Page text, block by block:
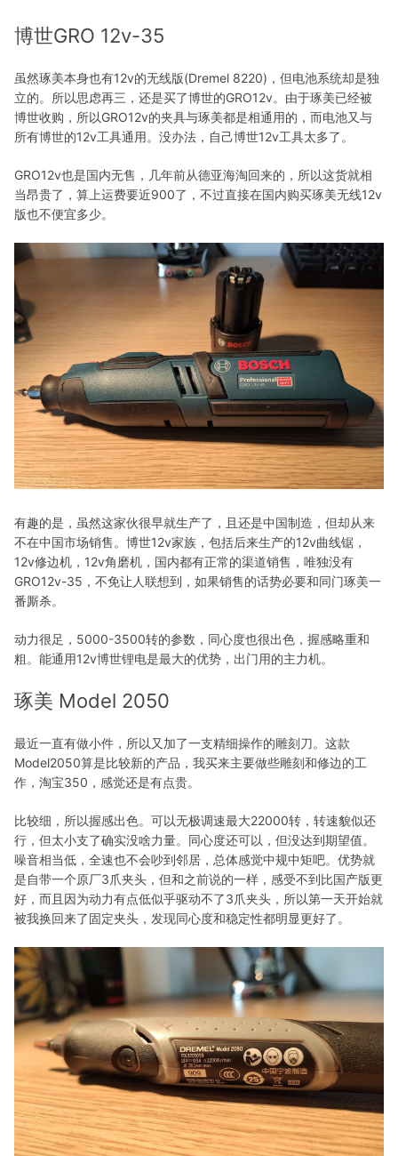
博世GRO 12v-35
虽然琢美本身也有12v的无线版(Dremel 8220)，但电池系统却是独
立的。所以思虑再三，还是买了博世的GRO12v。由于琢美已经被
博世收购，所以GRO12v的夹具与琢美都是相通用的，而电池又与
所有博世的12v工具通用。没办法，自己博世12v工具太多了。
GRO12v也是国内无售，几年前从德亚海淘回来的，所以这货就相
当昂贵了，算上运费要近900了，不过直接在国内购买琢美无线12v
版也不便宜多少。
有趣的是，虽然这家伙很早就生产了，且还是中国制造，但却从来
不在中国市场销售。博世12v家族，包括后来生产的12v曲线锯，
12v修边机，12v角磨机，国内都有正常的渠道销售，唯独没有
GRO12v-35，不免让人联想到，如果销售的话势必要和同门琢美一
番厮杀。
动力很足，5000-3500转的参数，同心度也很出色，握感略重和
粗。能通用12v博世锂电是最大的优势，出门用的主力机。
琢美 Model 2050
最近一直有做小件，所以又加了一支精细操作的雕刻刀。这款
Model2050算是比较新的产品，我买来主要做些雕刻和修边的工
作，淘宝350，感觉还是有点贵。
比较细，所以握感出色。可以无极调速最大22000转，转速貌似还
行，但太小支了确实没啥力量。同心度还可以，但没达到期望值。
噪音相当低，全速也不会吵到邻居，总体感觉中规中矩吧。优势就
是自带一个原厂3爪夹头，但和之前说的一样，感受不到比国产版更
好，而且因为动力有点低似乎驱动不了3爪夹头，所以第一天开始就
被我换回来了固定夹头，发现同心度和稳定性都明显更好了。